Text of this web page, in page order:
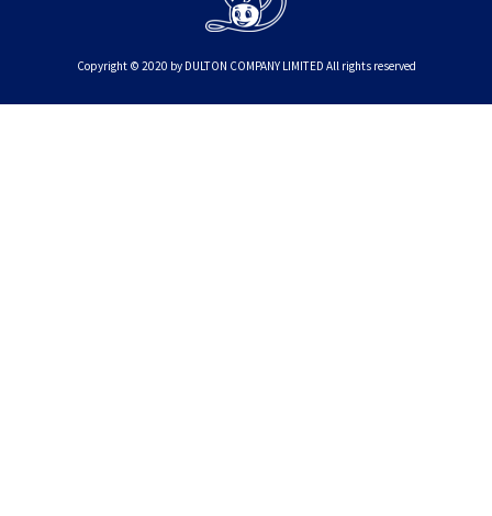
Copyright © 2020 by DULTON COMPANY LIMITED All rights reserved